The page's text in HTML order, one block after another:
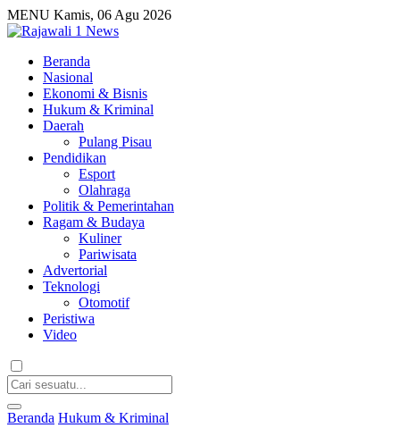
MENU Kamis, 06 Agu 2026
Beranda
Nasional
Ekonomi & Bisnis
Hukum & Kriminal
Daerah
Pulang Pisau
Pendidikan
Esport
Olahraga
Politik & Pemerintahan
Ragam & Budaya
Kuliner
Pariwisata
Advertorial
Teknologi
Otomotif
Peristiwa
Video
Beranda Hukum & Kriminal